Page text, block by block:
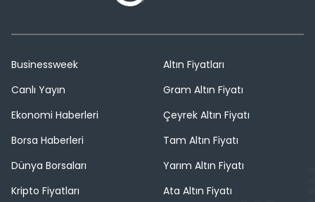
Businessweek
Canlı Yayın
Ekonomi Haberleri
Borsa Haberleri
Dünya Borsaları
Kripto Fiyatları
Altın Fiyatları
Gram Altın Fiyatı
Çeyrek Altın Fiyatı
Tam Altın Fiyatı
Yarım Altın Fiyatı
Ata Altın Fiyatı